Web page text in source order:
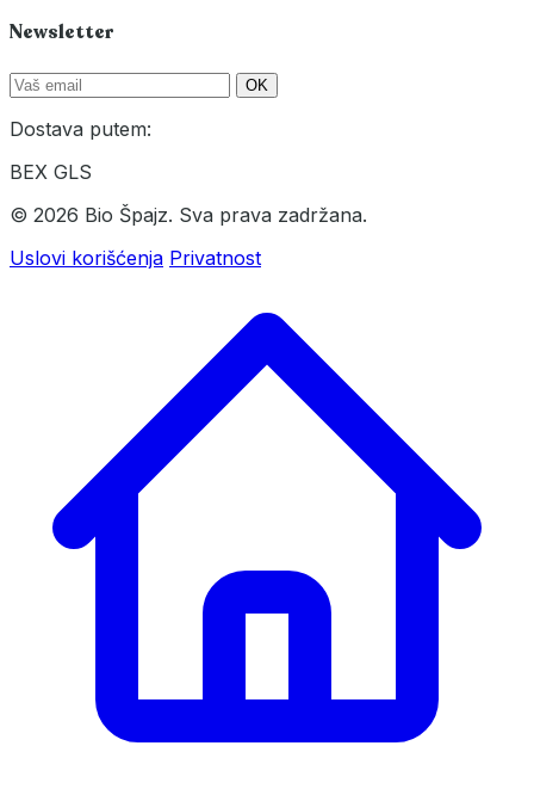
Newsletter
OK
Dostava putem:
BEX GLS
© 2026 Bio Špajz. Sva prava zadržana.
Uslovi korišćenja Privatnost